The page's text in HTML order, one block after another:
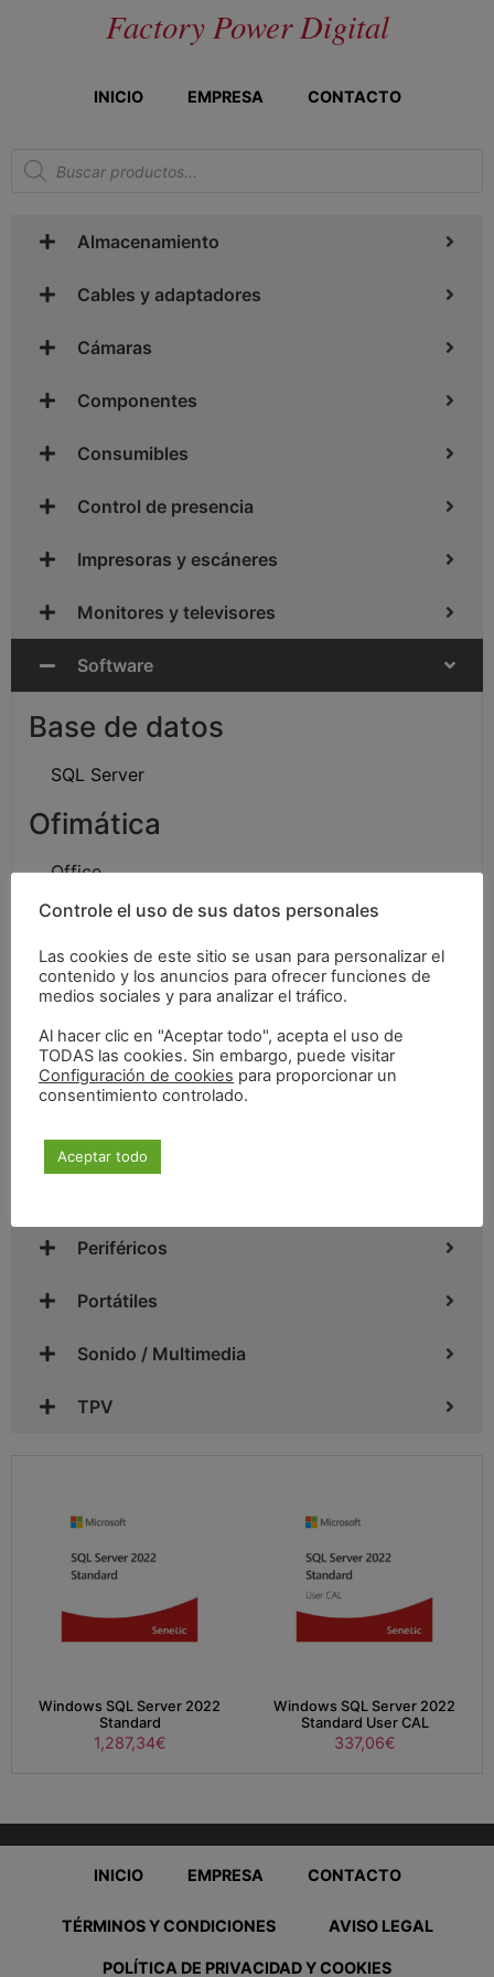
Factory Power Digital
INICIO EMPRESA CONTACTO
Almacenamiento
Cables y adaptadores
Cámaras
Componentes
Consumibles
Control de presencia
Impresoras y escáneres
Monitores y televisores
Software
Base de datos
SQL Server
Ofimática
Office
Seguridad
Antivirus
Windows
Networking
Periféricos
Portátiles
Sonido / Multimedia
TPV
Windows SQL Server 2022
Standard
1,287,34€
Windows SQL Server 2022
Standard User CAL
337,06€
INICIO EMPRESA CONTACTO
TÉRMINOS Y CONDICIONES AVISO LEGAL
POLÍTICA DE PRIVACIDAD Y COOKIES
Controle el uso de sus datos personales
Las cookies de este sitio se usan para personalizar el
contenido y los anuncios para ofrecer funciones de
medios sociales y para analizar el tráfico.
Al hacer clic en "Aceptar todo", acepta el uso de
TODAS las cookies. Sin embargo, puede visitar
Configuración de cookies para proporcionar un
consentimiento controlado.
Aceptar todo